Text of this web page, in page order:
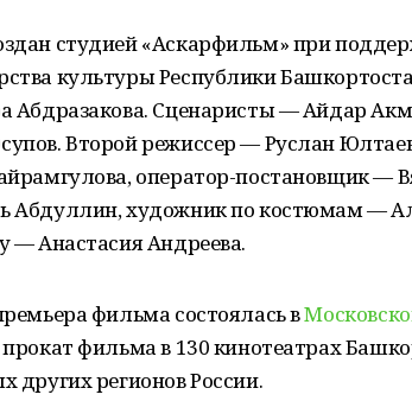
студией «Аскарфильм» при
культуры Республики
Абдразакова. Сценаристы — Айдар
Второй режиссер — Руслан
оператор-постановщик —
Абдуллин, художник по костюмам —
— Анастасия Андреева.
фильма состоялась в
прокат фильма в 130 кинотеатрах
других регионов России.